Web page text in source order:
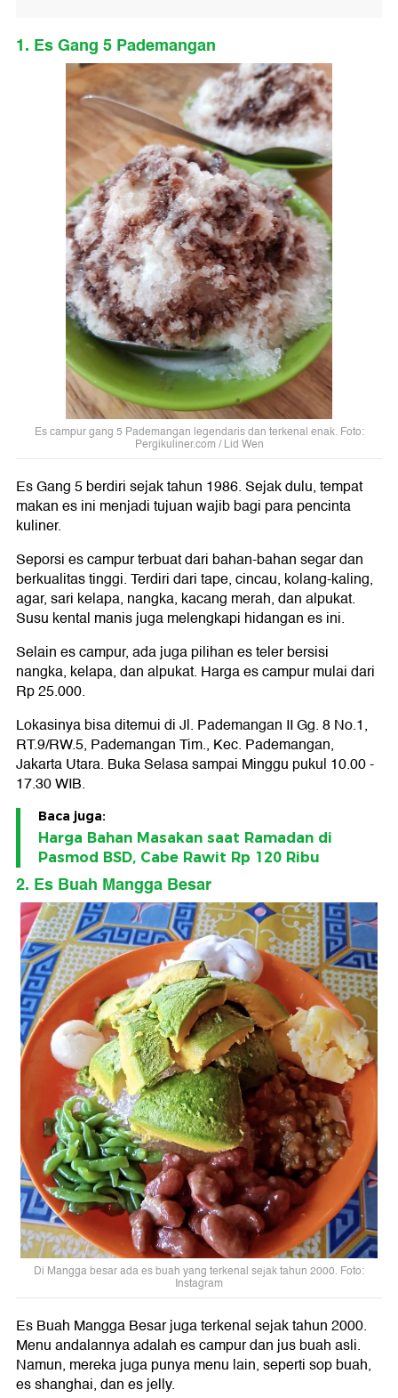
1. Es Gang 5 Pademangan
Es campur gang 5 Pademangan legendaris dan terkenal enak. Foto:
Pergikuliner.com / Lid Wen
Es Gang 5 berdiri sejak tahun 1986. Sejak dulu, tempat
makan es ini menjadi tujuan wajib bagi para pencinta
kuliner.
Seporsi es campur terbuat dari bahan-bahan segar dan
berkualitas tinggi. Terdiri dari tape, cincau, kolang-kaling,
agar, sari kelapa, nangka, kacang merah, dan alpukat.
Susu kental manis juga melengkapi hidangan es ini.
Selain es campur, ada juga pilihan es teler bersisi
nangka, kelapa, dan alpukat. Harga es campur mulai dari
Rp 25.000.
Lokasinya bisa ditemui di Jl. Pademangan II Gg. 8 No.1,
RT.9/RW.5, Pademangan Tim., Kec. Pademangan,
Jakarta Utara. Buka Selasa sampai Minggu pukul 10.00 -
17.30 WIB.
Baca juga:
Harga Bahan Masakan saat Ramadan di
Pasmod BSD, Cabe Rawit Rp 120 Ribu
2. Es Buah Mangga Besar
Di Mangga besar ada es buah yang terkenal sejak tahun 2000. Foto:
Instagram
Es Buah Mangga Besar juga terkenal sejak tahun 2000.
Menu andalannya adalah es campur dan jus buah asli.
Namun, mereka juga punya menu lain, seperti sop buah,
es shanghai, dan es jelly.